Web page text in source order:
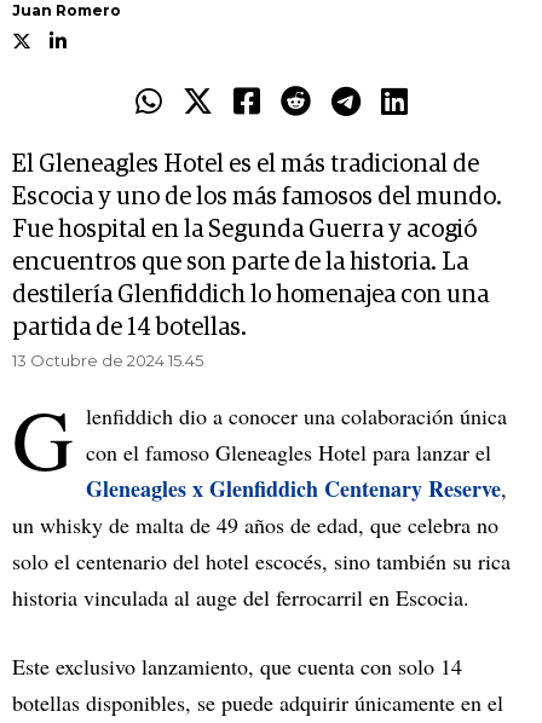
Juan Romero
El Gleneagles Hotel es el más tradicional de
Escocia y uno de los más famosos del mundo.
Fue hospital en la Segunda Guerra y acogió
encuentros que son parte de la historia. La
destilería Glenfiddich lo homenajea con una
partida de 14 botellas.
13 Octubre de 2024 15.45
G lenfiddich dio a conocer una colaboración única
con el famoso Gleneagles Hotel para lanzar el
Gleneagles x Glenfiddich Centenary Reserve,
un whisky de malta de 49 años de edad, que celebra no
solo el centenario del hotel escocés, sino también su rica
historia vinculada al auge del ferrocarril en Escocia.
Este exclusivo lanzamiento, que cuenta con solo 14
botellas disponibles, se puede adquirir únicamente en el